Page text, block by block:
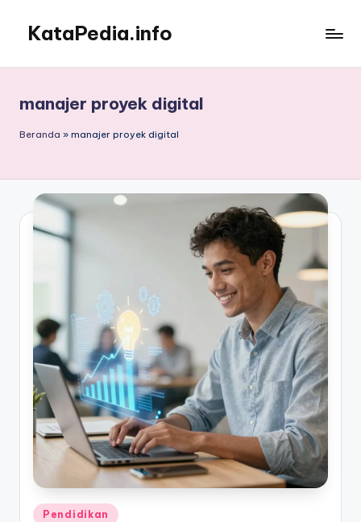
content
KataPedia.info
Terbaru
manajer proyek digital
Beranda » manajer proyek digital
Posted
Pendidikan